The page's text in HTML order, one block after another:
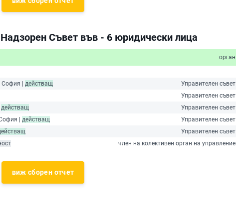
Съвет във - 6 юридически лица
орган
София | действащ
Управителен съвет
Управителен съвет
действащ
Управителен съвет
| действащ
Управителен съвет
Управителен съвет
член на колективен орган на управление
виж сборен отчет